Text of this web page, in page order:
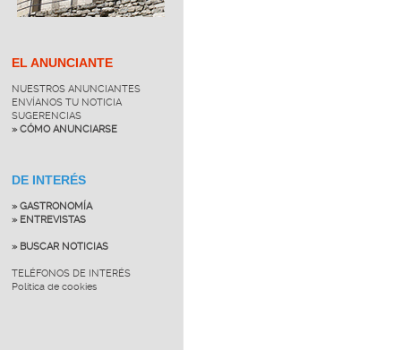
EL ANUNCIANTE
NUESTROS ANUNCIANTES
ENVÍANOS TU NOTICIA
SUGERENCIAS
» CÓMO ANUNCIARSE
DE INTERÉS
» GASTRONOMÍA
» ENTREVISTAS
» BUSCAR NOTICIAS
TELÉFONOS DE INTERÉS
Política de cookies